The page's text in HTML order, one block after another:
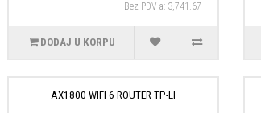
Bez PDV-a: 3,741.67
DODAJ U KORPU
AX1800 WIFI 6 ROUTER TP-LI